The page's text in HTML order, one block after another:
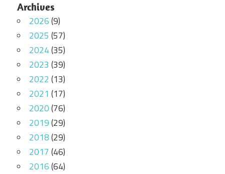
Archives
2026(9)
2025 (57)
2024(35)
2023 (39)
2022 (13)
2021 (17)
2020(76)
2019(29)
2018(29)
2017 (46)
2016(64)